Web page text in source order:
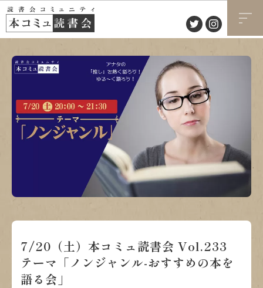
7/20（土）本コミュ読書会 Vol.233
テーマ「ノンジャンル-おすすめの本を
語る会」